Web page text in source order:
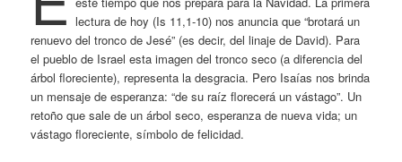
lectura de hoy (Is 11,1-10) nos anuncia que “brotará un
renuevo del tronco de Jesé” (es decir, del linaje de David). Para
el pueblo de Israel esta imagen del tronco seco (a diferencia del
árbol floreciente), representa la desgracia. Pero Isaías nos brinda
un mensaje de esperanza: “de su raíz florecerá un vástago”. Un
retoño que sale de un árbol seco, esperanza de nueva vida; un
vástago floreciente, símbolo de felicidad.